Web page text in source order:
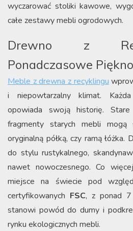
wyczarować stoliki kawowe,
całe zestawy mebli ogrodowych.
Drewno z
Ponadczasowe Piękno
Meble z drewna z recyklingu
i niepowtarzalny klimat.
opowiada swoją historię.
fragmenty starych mebli
oryginalną półką, czy ramą łóżka.
do stylu rustykalnego,
nawet nowoczesnego. Co
miejsce na świecie pod
certyfikowanych FSC, z ponad 7
stanowi powód do dumy i
rynku ekologicznych mebli.